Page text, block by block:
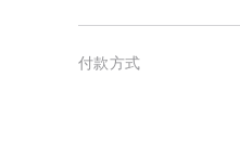
付款方式